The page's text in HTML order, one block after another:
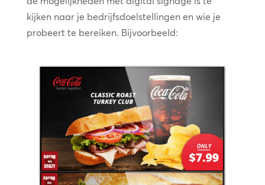
kijken naar je bedrijfsdoelstellingen en wie je
probeert te bereiken. Bijvoorbeeld: